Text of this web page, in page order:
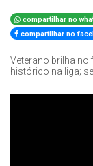
compartilhar no
compartilhar no
Veterano brilha no
histórico na liga;